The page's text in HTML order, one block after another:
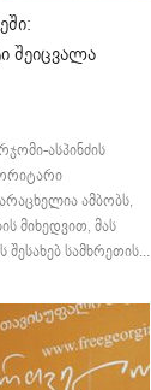
შეიცვალა
ასპინძის
ამბობს,
მიხედვით, მას
სამხრეთის...